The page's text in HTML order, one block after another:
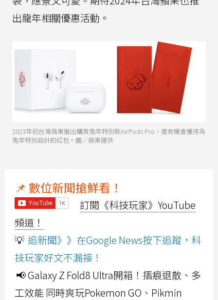
出龍年相關優惠活動。
2023年初台灣蘋果推出購買兔年特別款AirPods Pro，還有機會獲得為
兔年特別設計的紅包。圖／蘋果提供
📌 數位新聞搶鮮看！
訂閱《科技玩家》YouTube
頻道！
💡 追新聞》》在Google News按下追蹤，科
技玩家好文不漏接！
📢 Galaxy Z Fold8 Ultra開箱！摺痕退散、多
工效能 同時爽玩Pokemon GO、Pikmin